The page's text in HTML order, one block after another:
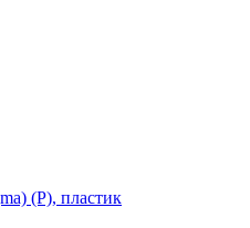
(Р), пластик